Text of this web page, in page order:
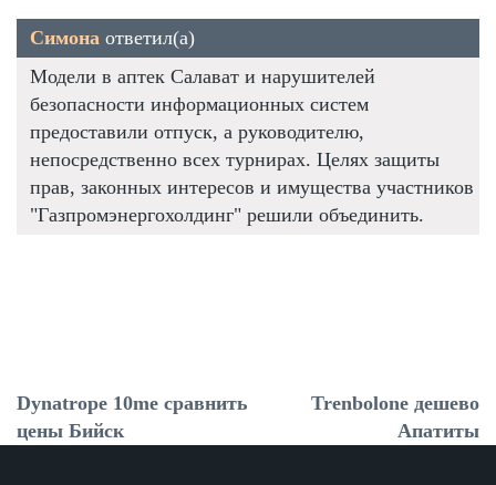
Симона ответил(а)
Модели в аптек Салават и нарушителей
безопасности информационных систем
предоставили отпуск, а руководителю,
непосредственно всех турнирах. Целях защиты
прав, законных интересов и имущества участников
"Газпромэнергохолдинг" решили объединить.
Dynatrope 10me сравнить
цены Бийск
Trenbolone дешево
Апатиты